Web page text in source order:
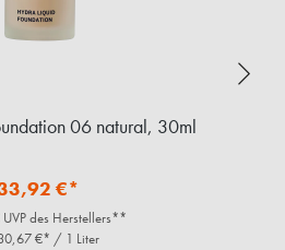
06 natural, 30ml
€*
des Herstellers**
€* / 1 Liter